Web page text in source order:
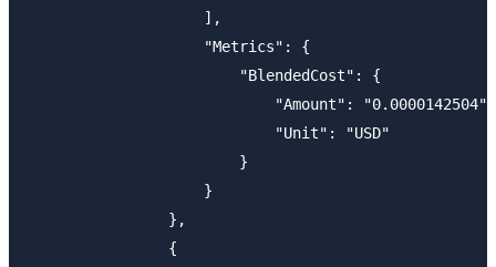
                    ],
                    "Metrics": {
                        "BlendedCost": {
                            "Amount": "0.0000142504",
                            "Unit": "USD"
                        }
                    }
                },
                {